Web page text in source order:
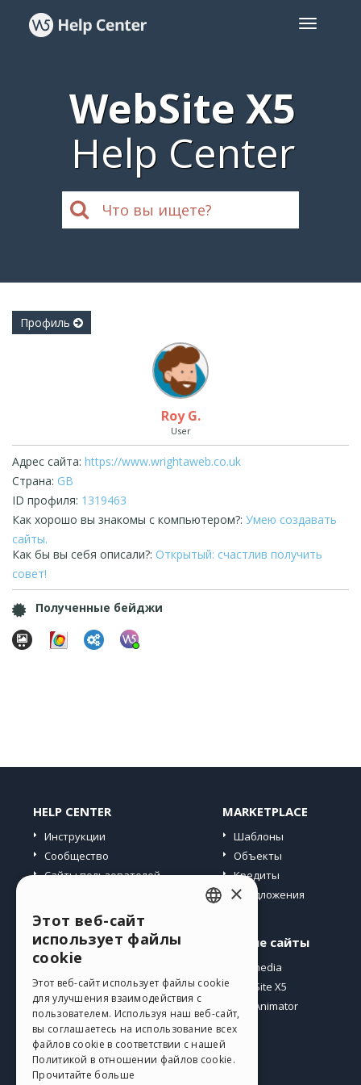
WebSite X5
Help Center
Профиль
Roy G.
User
Адрес сайта: https://www.wrightaweb.co.uk
Страна: GB
ID профиля: 1319463
Как хорошо вы знакомы с компьютером?: Умею создавать
сайты.
Как бы вы себя описали?: Открытый: счастлив получить
совет!
Полученные бейджи
HELP CENTER
Инструкции
Сообщество
Сайты пользователей
MARKETPLACE
Шаблоны
Объекты
Кредиты
Предложения
Профиль
Мои посты
Мои лицензии
Загрузить
Веб-хостинг
Мои кредиты
Другие сайты
Incomedia
WebSite X5
WebAnimator
GERMAN
SPANISH
PORTUGUESE
POLISH
×
Этот веб-сайт
использует файлы
cookie
Этот веб-сайт использует файлы cookie
для улучшения взаимодействия с
пользователем. Используя наш веб-сайт,
вы соглашаетесь на использование всех
файлов cookie в соответствии с нашей
Политикой в ​​отношении файлов cookie.
Прочитайте больше